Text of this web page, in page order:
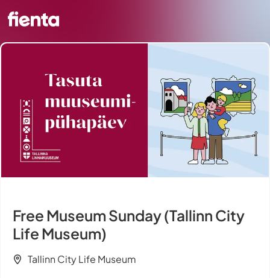
Free Museum Sunday (Tallinn City
Life Museum)
Tallinn City Life Museum